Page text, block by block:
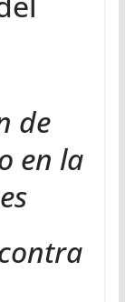
de
en la